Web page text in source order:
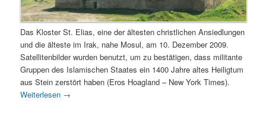
Das Kloster St. Elias, eine der ältesten christlichen Ansiedlungen
und die älteste im Irak, nahe Mosul, am 10. Dezember 2009.
Satellitenbilder wurden benutzt, um zu bestätigen, dass militante
Gruppen des Islamischen Staates ein 1400 Jahre altes Heiligtum
aus Stein zerstört haben (Eros Hoagland – New York Times).
Weiterlesen →